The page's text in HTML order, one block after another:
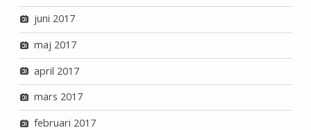
juni 2017
maj 2017
april 2017
mars 2017
februari 2017